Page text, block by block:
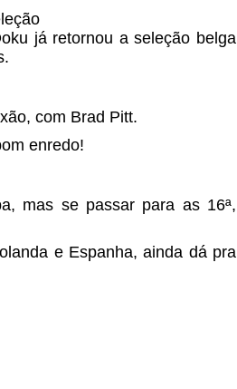
já retornou a seleção belga
com Brad Pitt.
enredo!
mas se passar para as 16ª,
e Espanha, ainda dá pra